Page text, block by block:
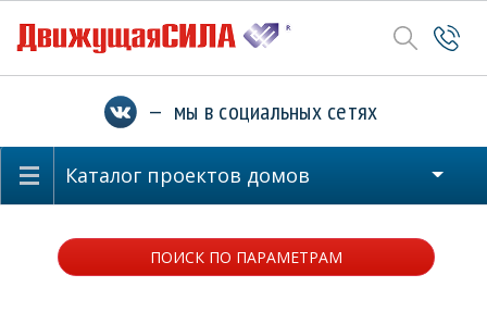
— мы в социальных сетях
Каталог проектов домов
ПОИСК ПО ПАРАМЕТРАМ